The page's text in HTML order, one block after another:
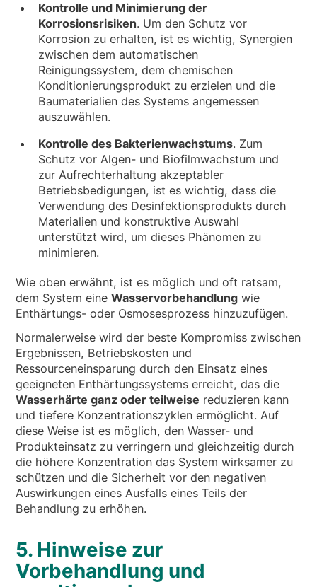
Kontrolle und Minimierung der
Korrosionsrisiken. Um den Schutz vor
Korrosion zu erhalten, ist es wichtig, Synergien
zwischen dem automatischen
Reinigungssystem, dem chemischen
Konditionierungsprodukt zu erzielen und die
Baumaterialien des Systems angemessen
auszuwählen.
Kontrolle des Bakterienwachstums. Zum
Schutz vor Algen- und Biofilmwachstum und
zur Aufrechterhaltung akzeptabler
Betriebsbedigungen, ist es wichtig, dass die
Verwendung des Desinfektionsprodukts durch
Materialien und konstruktive Auswahl
unterstützt wird, um dieses Phänomen zu
minimieren.
Wie oben erwähnt, ist es möglich und oft ratsam,
dem System eineWasservorbehandlung wie
Enthärtungs- oder Osmosesprozess hinzuzufügen.
Normalerweise wird der beste Kompromiss zwischen
Ergebnissen, Betriebskosten und
Ressourceneinsparung durch den Einsatz eines
geeigneten Enthärtungssystems erreicht, das die
Wasserhärte ganz oder teilweise reduzieren kann
und tiefere Konzentrationszyklen ermöglicht. Auf
diese Weise ist es möglich, den Wasser- und
Produkteinsatz zu verringern und gleichzeitig durch
die höhere Konzentration das System wirksamer zu
schützen und die Sicherheit vor den negativen
Auswirkungen eines Ausfalls eines Teils der
Behandlung zu erhöhen.
5. Hinweise zur
Vorbehandlung und